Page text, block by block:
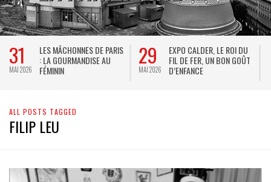
31
MAI 2026
LES MÂCHONNES DE PARIS
: LA GOURMANDISE AU
FÉMININ
29
MAI 2026
EXPO CALDER, LE ROI DU
FIL DE FER, UN BON GOÛT
D’ENFANCE
ALL POSTS TAGGED
FILIP LEU